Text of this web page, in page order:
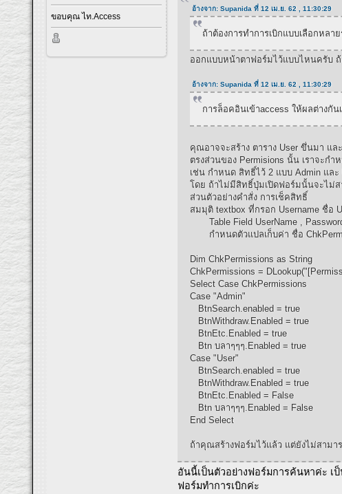
ขอบคุณ ไท.Access
อ้างจาก: Supanida ที่ 12 เม.ย. 62 , 11:30:29
ถ้าต้องการทำการเบิกแบบเลือกหลา
ออกแบบหน้าตาฟอร์มไว้แบบไหนครับ ถ้
อ้างจาก: Supanida ที่ 12 เม.ย. 62 , 11:30:29
การล็อคอินเข้าaccess ให้ผลต่างกั
คุณอาจจะสร้าง ตาราง User ขึ่นมา แล
ตรงส่วนของ Permisions นั้น เราจะก
เช่น กำหนด สิทธิ์ไว้ 2 แบบ Admin แล
โดย ถ้าไม่มีสิทธิ์ปุ่มเปิดฟอร์มนั้นจะไม่ส
ส่วนตัวอย่างคำสั่ง การเช็คสิทธิ์
สมมุติ textbox ที่กรอก Username ชื่อ
Table Field UserName ,
กำหนดตัวแปลเก็บค่า ชื่อ
Dim ChkPermissions as String
ChkPermissions =
Select Case ChkPermissions
Case "Admin"
BtnSearch.enabled = true
BtnWithdraw.Enabled = true
BtnEtc.Enabled = true
Btn บลาๆๆๆ.Enabled = true
Case "User"
BtnSearch.enabled = true
BtnWithdraw.Enabled = true
BtnEtc.Enabled = False
Btn บลาๆๆๆ.Enabled = False
End Select
ถ้าคุณสร้างฟอร์มไว้แล้ว แต่ยังไม่สามา
อันนี้เป็นตัวอย่างฟอร์มการค้นหาค่ะ เป็
ฟอร์มทำการเบิกค่ะ